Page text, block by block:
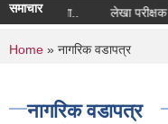
समाचार
सूचना.. लेखा परीक्षक
You are here
Home » नागरिक वडापत्र
नागरिक वडापत्र